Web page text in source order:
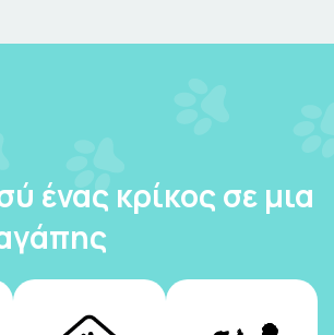
ένας κρίκος σε μια